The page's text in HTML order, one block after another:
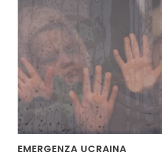
EMERGENZA UCRAINA